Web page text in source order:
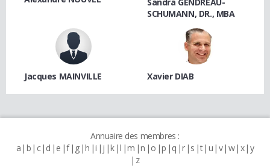
SCHUMANN, DR., MBA
Jacques MAINVILLE Xavier DIAB
Annuaire des membres :
a b c d e f g h i j k l m n o p q r s t u v w x y
z